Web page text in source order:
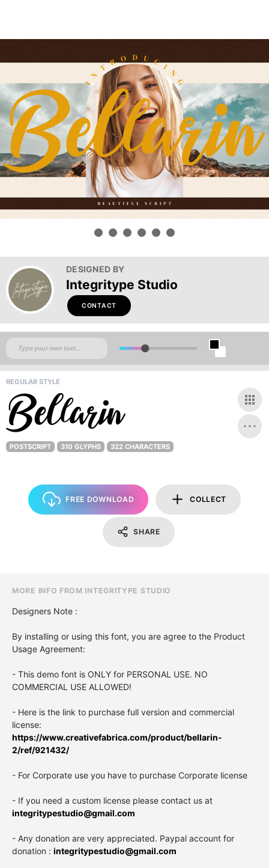
DESIGNED BY
Integritype Studio
CONTACT
REGULAR STYLE
POSTSCRIPT 310 GLYPHS 322 CHARACTERS
FREE DOWNLOAD COLLECT
SHARE
MORE INFO FROM INTEGRITYPE STUDIO
Designers Note :
By installing or using this font, you are agree to the Product
Usage Agreement:
- This demo font is ONLY for PERSONAL USE. NO
COMMERCIAL USE ALLOWED!
- Here is the link to purchase full version and commercial
license:
https://www.creativefabrica.com/product/bellarin-
2/ref/921432/
- For Corporate use you have to purchase Corporate license
- If you need a custom license please contact us at
integritypestudio@gmail.com
- Any donation are very appreciated. Paypal account for
donation : integritypestudio@gmail.com